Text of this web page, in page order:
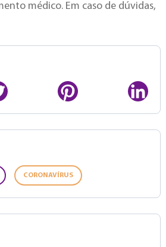
médico. Em caso de dúvidas,
CORONAVÍRUS